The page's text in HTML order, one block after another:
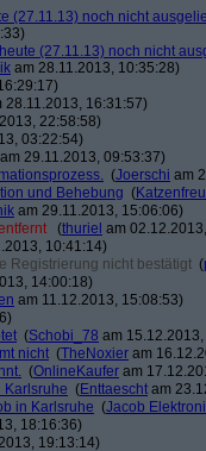
(27.11.13) noch nicht
(27.11.13) noch nicht
am 28.11.2013, 10:35:28)
28.11.2013, 16:31:57)
22:58:58)
03:22:54)
am 29.11.2013, 09:53:37)
(Joerschi am
und Behebung (
am 29.11.2013, 15:06:06)
(thuriel am
10:41:14)
Registrierung nicht bestätigt (
14:00:18)
am 11.12.2013, 15:08:53)
(Schobi_78 am
nicht (TheNoxier am
(OnlineKaufer am
Karlsruhe (Enttaescht am
in Karlsruhe (Jacob
18:16:36)
19:13:14)